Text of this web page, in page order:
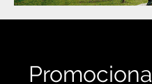
Promociona